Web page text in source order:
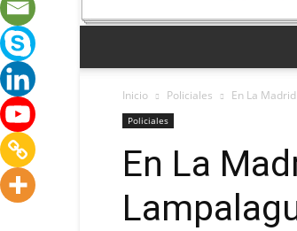
Inicio Policiales En La
Policiales
En La